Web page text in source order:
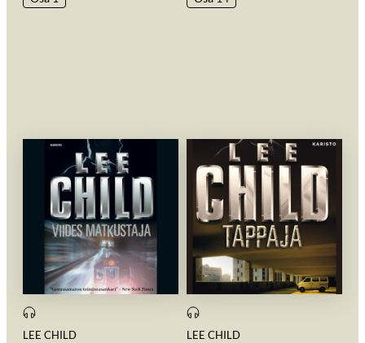
LEE CHILD LEE CHILD